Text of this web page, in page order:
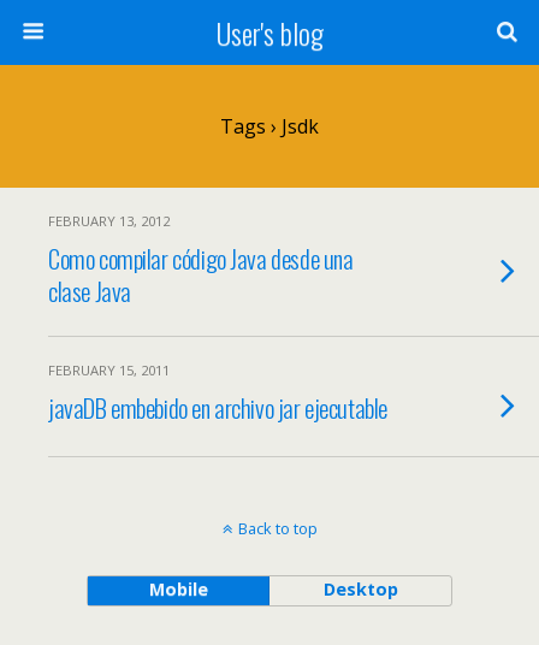
User's blog
Tags › Jsdk
FEBRUARY 13, 2012
Como compilar código Java desde una
clase Java
FEBRUARY 15, 2011
javaDB embebido en archivo jar ejecutable
Back to top
Mobile Desktop